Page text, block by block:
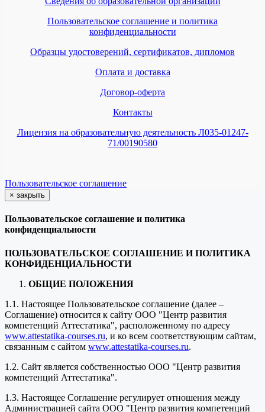
Пользовательское соглашение и политика
конфиденциальности
Образцы удостоверений, сертификатов, дипломов
Оплата и доставка
Договор-оферта
Контакты
Лицензия на образовательную деятельность Л035-01247-
71/00190580
Пользовательское соглашение
× закрыть
Пользовательское соглашение и политика
конфиденциальности
ПОЛЬЗОВАТЕЛЬСКОЕ СОГЛАШЕНИЕ И ПОЛИТИКА
КОНФИДЕНЦИАЛЬНОСТИ
ОБЩИЕ ПОЛОЖЕНИЯ
1.1. Настоящее Пользовательское соглашение (далее –
Соглашение) относится к сайту ООО "Центр развития
компетенций Аттестатика", расположенному по адресу
www.attestatika-courses.ru, и ко всем соответствующим сайтам,
связанным с сайтом www.attestatika-courses.ru.
1.2. Сайт является собственностью ООО "Центр развития
компетенций Аттестатика".
1.3. Настоящее Соглашение регулирует отношения между
Администрацией сайта ООО "Центр развития компетенций